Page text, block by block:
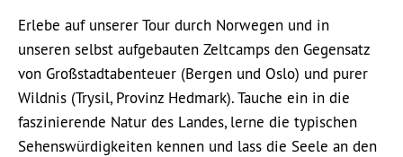
Erlebe auf unserer Tour durch Norwegen und in
unseren selbst aufgebauten Zeltcamps den Gegensatz
von Großstadtabenteuer (Bergen und Oslo) und purer
Wildnis (Trysil, Provinz Hedmark). Tauche ein in die
faszinierende Natur des Landes, lerne die typischen
Sehenswürdigkeiten kennen und lass die Seele an den